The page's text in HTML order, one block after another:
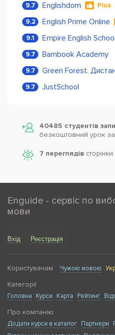
9.7 Englishdom Plus
9.2 English Prime Online
9.1 Empire English School
9.7 Bambook Academy
9.7
9.7 JustSchool
40485 студентів
безкоштовний урок
7 переглядів
Enguide - сервіс по
мови
Вхід Реєстрація
Користувачам Чужою мовою
Категорії
Головна Курси Карта Рейтинг
Про компанію
Додати курси в каталог Партнери